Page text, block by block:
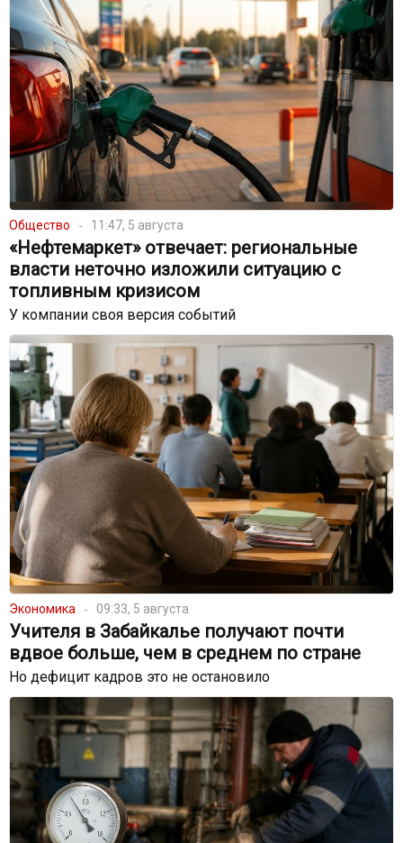
Общество 11:47, 5 августа
«Нефтемаркет» отвечает: региональные
власти неточно изложили ситуацию с
топливным кризисом
У компании своя версия событий
Экономика 09:33, 5 августа
Учителя в Забайкалье получают почти
вдвое больше, чем в среднем по стране
Но дефицит кадров это не остановило